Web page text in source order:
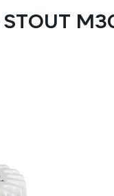
STOUT